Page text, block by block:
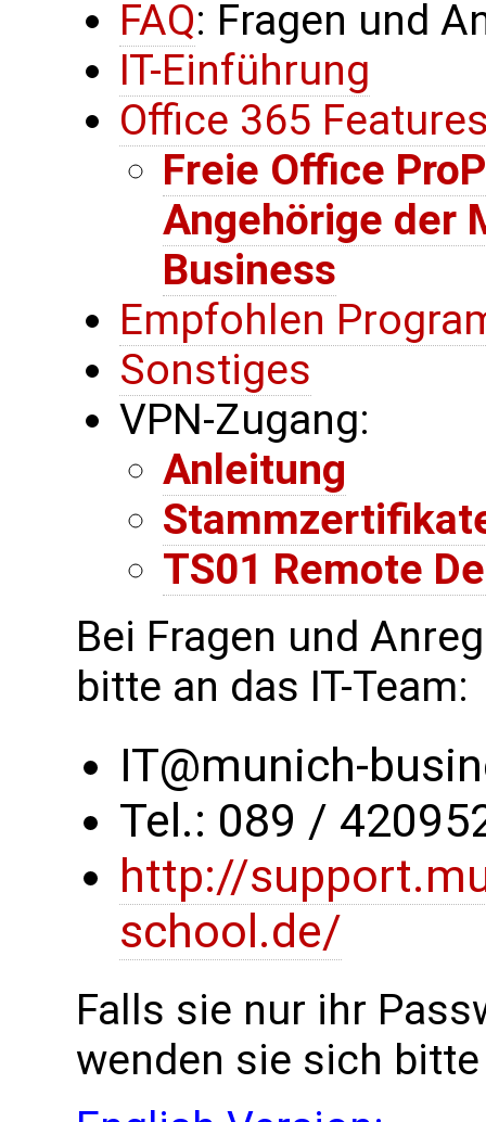
FAQ: Fragen und
IT-Einführung
Office 365
Freie Office
Angehörige der
Business
Empfohlen
Sonstiges
VPN-Zugang:
Anleitung
TS01 Remote
Bei Fragen und
bitte an das IT-Team:
IT@munich-
Tel.: 089 /
http://
school.de/
Falls sie nur ihr
wenden sie sich